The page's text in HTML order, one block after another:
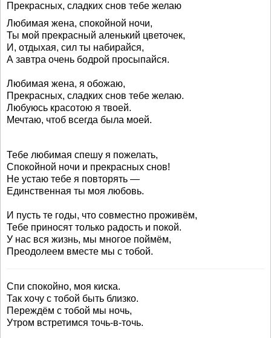
Прекрасных, сладких снов тебе желаю
Любимая жена, спокойной ночи,
Ты мой прекрасный аленький цветочек,
И, отдыхая, сил ты набирайся,
А завтра очень бодрой просыпайся.
Любимая жена, я обожаю,
Прекрасных, сладких снов тебе желаю.
Любуюсь красотою я твоей.
Мечтаю, чтоб всегда была моей.
Тебе любимая спешу я пожелать,
Спокойной ночи и прекрасных снов!
Не устаю тебе я повторять —
Единственная ты моя любовь.
И пусть те годы, что совместно проживём,
Тебе приносят только радость и покой.
У нас вся жизнь, мы многое поймём,
Преодолеем вместе мы с тобой.
Спи спокойно, моя киска.
Так хочу с тобой быть близко.
Переждём с тобой мы ночь,
Утром встретимся точь-в-точь.